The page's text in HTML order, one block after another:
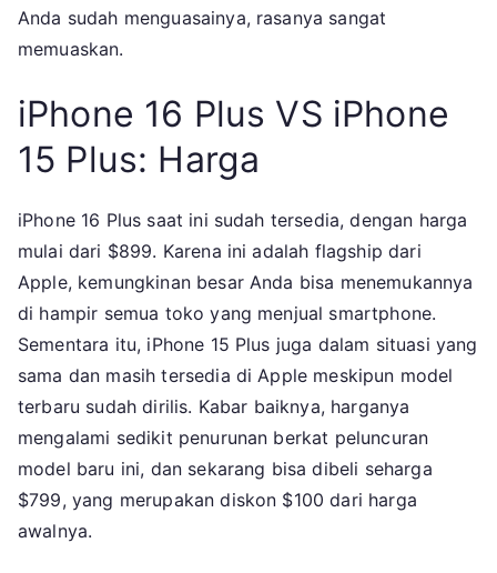
Anda sudah menguasainya, rasanya sangat
memuaskan.
iPhone 16 Plus VS iPhone
15 Plus: Harga
iPhone 16 Plus saat ini sudah tersedia, dengan harga
mulai dari $899. Karena ini adalah flagship dari
Apple, kemungkinan besar Anda bisa menemukannya
di hampir semua toko yang menjual smartphone.
Sementara itu, iPhone 15 Plus juga dalam situasi yang
sama dan masih tersedia di Apple meskipun model
terbaru sudah dirilis. Kabar baiknya, harganya
mengalami sedikit penurunan berkat peluncuran
model baru ini, dan sekarang bisa dibeli seharga
$799, yang merupakan diskon $100 dari harga
awalnya.